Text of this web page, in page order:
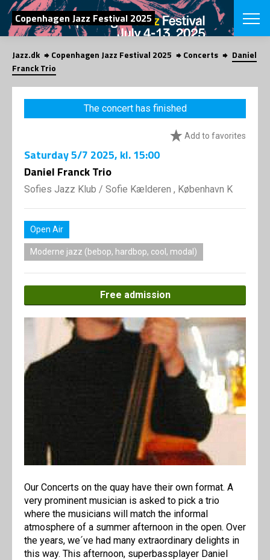
SEARCH
Copenhagen Jazz Festival 2025
Danish
CHOOSE
VINTERJAZZ
Themes
LOCATIONS
About us
Jazz.dk Copenhagen Jazz Festival 2025 Concerts
Daniel
Franck Trio
The concert has finished
Add to favorites
Saturday5/7 2025, kl. 15:00
Daniel Franck Trio
Sofies Jazz Klub / Sofie Kælderen , København K
Open Air
Moderne jazz (bebop, hardbop, cool, modal)
Free admission
Our Concerts on the quay have their own format. A
very prominent musician is asked to pick a trio
where the musicians will match the informal
atmosphere of a summer afternoon in the open. Over
the years, we´ve had many extraordinary delights in
this way. This afternoon, superbassplayer Daniel